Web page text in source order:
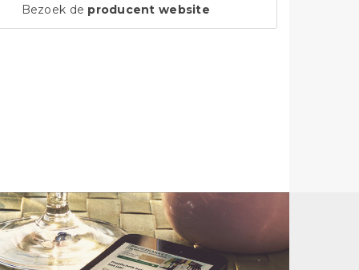
Bezoek de producent website